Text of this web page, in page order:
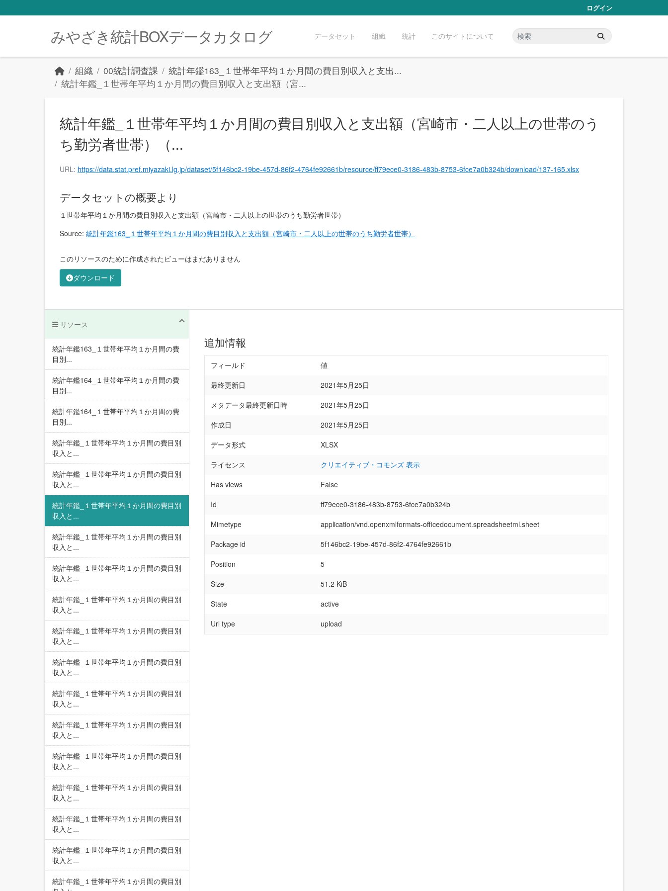
ログイン
みやざき統計BOXデータカタログ データセット 組織 統計 このサイトについて
組織 00統計調査課
統計年鑑163_１世帯年平均１か月間の費目別収入と支出...
統計年鑑_１世帯年平均１か月間の費目別収入と支出額（宮...
ダウンロード
統計年鑑_１世帯年平均１か月間の費目別収入と支出額（宮崎市・二人以上の世帯のう
ち勤労者世帯）（...
URL: https://data.stat.pref.miyazaki.lg.jp/dataset/5f146bc2-19be-457d-86f2-4764fe92661b/resource/ff79ece0-3186-483b-8753-6fce7a0b324b/download/137-165.xlsx
データセットの概要より
１世帯年平均１か月間の費目別収入と支出額（宮崎市・二人以上の世帯のうち勤労者世帯）
Source: 統計年鑑163_１世帯年平均１か月間の費目別収入と支出額（宮崎市・二人以上の世帯のうち勤労者世帯）
このリソースのために作成されたビューはまだありません
リソース
統計年鑑163_１世帯年平均１か月間の費
目別...
統計年鑑164_１世帯年平均１か月間の費
目別...
統計年鑑164_１世帯年平均１か月間の費
目別...
統計年鑑_１世帯年平均１か月間の費目別
収入と...
統計年鑑_１世帯年平均１か月間の費目別
収入と...
統計年鑑_１世帯年平均１か月間の費目別
収入と...
統計年鑑_１世帯年平均１か月間の費目別
収入と...
統計年鑑_１世帯年平均１か月間の費目別
収入と...
統計年鑑_１世帯年平均１か月間の費目別
収入と...
統計年鑑_１世帯年平均１か月間の費目別
収入と...
統計年鑑_１世帯年平均１か月間の費目別
収入と...
統計年鑑_１世帯年平均１か月間の費目別
収入と...
統計年鑑_１世帯年平均１か月間の費目別
収入と...
統計年鑑_１世帯年平均１か月間の費目別
収入と...
統計年鑑_１世帯年平均１か月間の費目別
収入と...
統計年鑑_１世帯年平均１か月間の費目別
収入と...
統計年鑑_１世帯年平均１か月間の費目別
収入と...
統計年鑑_１世帯年平均１か月間の費目別
追加情報
フィールド
値
最終更新日
2021年5月25日
メタデータ最終更新日時
2021年5月25日
作成日
2021年5月25日
データ形式
XLSX
ライセンス
クリエイティブ・コモンズ 表示
Has views
False
Id
ff79ece0-3186-483b-8753-6fce7a0b324b
Mimetype
application/vnd.openxmlformats-officedocument.spreadsheetml.sheet
Package id
5f146bc2-19be-457d-86f2-4764fe92661b
Position
5
Size
51.2 KiB
State
active
Url type
upload